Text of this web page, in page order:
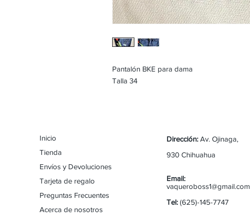
Pantalón BKE para dama
Talla 34
Inicio
Tienda
Envíos y Devoluciones
Tarjeta de regalo
Preguntas Frecuentes
Acerca de nosotros
Dirección: Av. Ojinaga,
930 Chihuahua
Email:
vaqueroboss1@gmail.com
Tel: (625)-145-7747